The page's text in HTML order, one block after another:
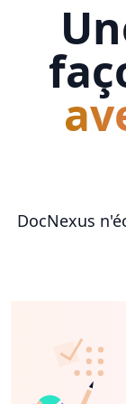
DocNexus